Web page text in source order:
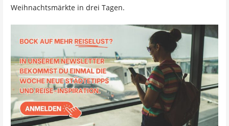
Weihnachtsmärkte in drei Tagen.